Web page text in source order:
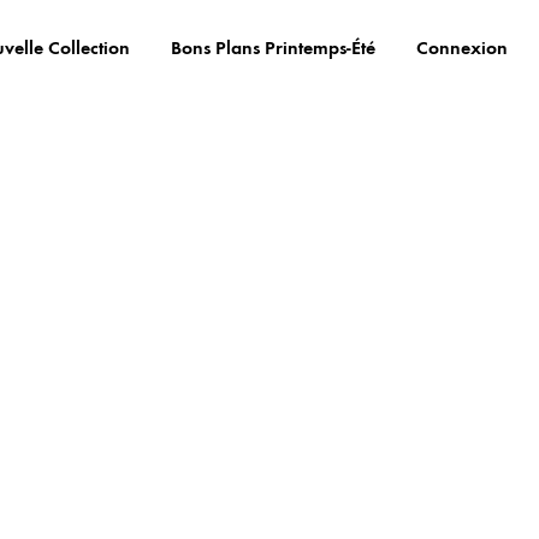
Collection Bons Plans Printemps-Été Connexion